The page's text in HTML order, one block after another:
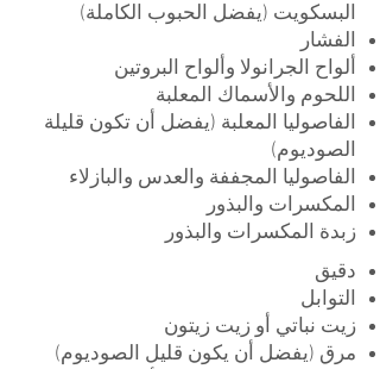
البسكويت (يفضل الحبوب الكاملة)
الفشار
ألواح الجرانولا وألواح البروتين
اللحوم والأسماك المعلبة
الفاصوليا المعلبة (يفضل أن تكون قليلة
الصوديوم)
الفاصوليا المجففة والعدس والبازلاء
المكسرات والبذور
زبدة المكسرات والبذور
دقيق
التوابل
زيت نباتي أو زيت زيتون
مرق (يفضل أن يكون قليل الصوديوم)